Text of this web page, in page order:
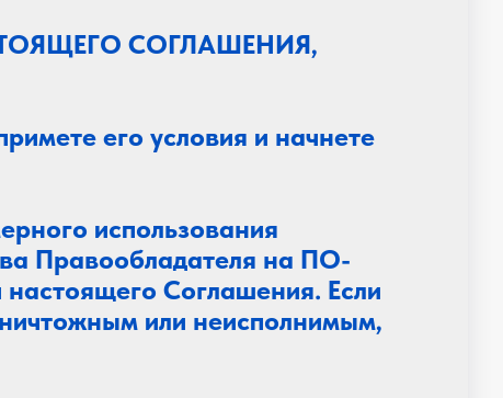
СОГЛАШЕНИЯ,
его условия и начнете
использования
Правообладателя на ПО-
Соглашения. Если
или неисполнимым,